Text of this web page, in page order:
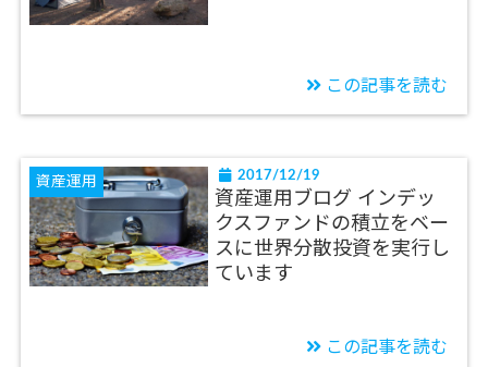
この記事を読む
資産運用 2017/12/19
資産運用ブログ インデッ
クスファンドの積立をベー
スに世界分散投資を実行し
ています
この記事を読む